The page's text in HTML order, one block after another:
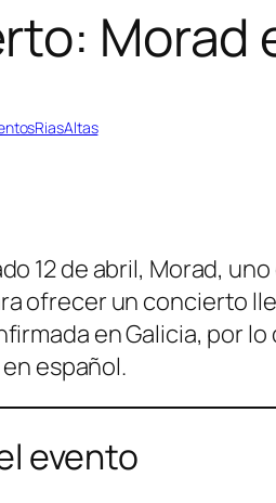
Morad
12 de abril, Morad,
ofrecer un concierto
en Galicia, por
español.
evento